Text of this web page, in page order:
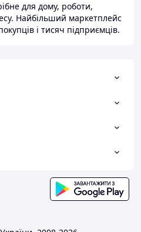
для дому, роботи,
Найбільший маркетплейс
і тисяч підприємців.